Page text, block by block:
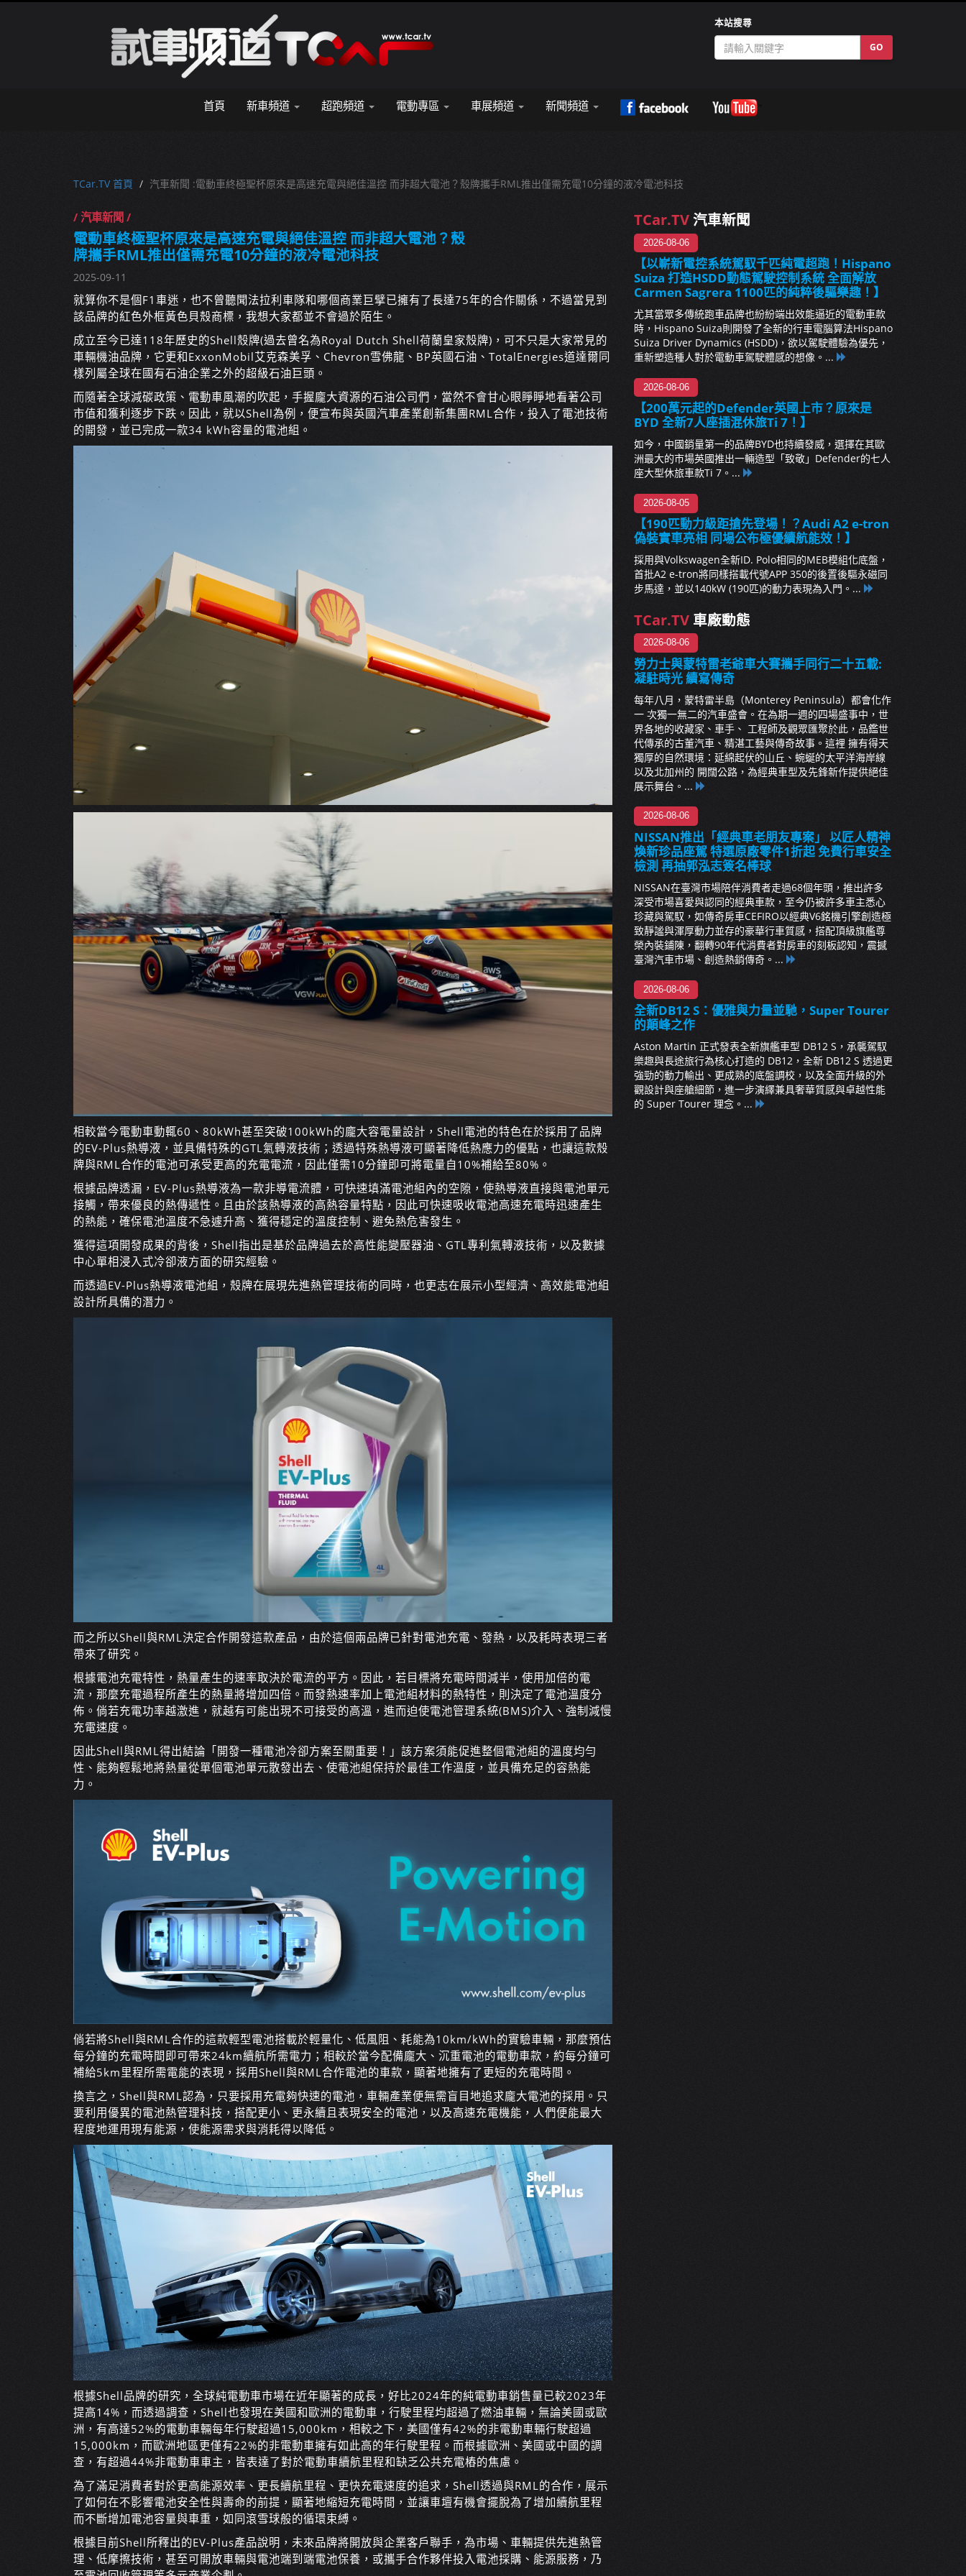
本站搜尋
GO
首頁 新車頻道 超跑頻道 電動專區 車展頻道 新聞頻道
TCar.TV 首頁 汽車新聞 :電動車終極聖杯原來是高速充電與絕佳溫控 而非超大電池？殼牌攜手RML推出僅需充電10分鐘的液冷電池科技
/ 汽車新聞 /
電動車終極聖杯原來是高速充電與絕佳溫控 而非超大電池？殼
牌攜手RML推出僅需充電10分鐘的液冷電池科技
2025-09-11
就算你不是個F1車迷，也不曾聽聞法拉利車隊和哪個商業巨擘已擁有了長達75年的合作關係，不過當見到
該品牌的紅色外框黃色貝殼商標，我想大家都並不會過於陌生。
成立至今已達118年歷史的Shell殼牌(過去曾名為Royal Dutch Shell荷蘭皇家殼牌)，可不只是大家常見的
車輛機油品牌，它更和ExxonMobil艾克森美孚、Chevron雪佛龍、BP英國石油、TotalEnergies道達爾同
樣列屬全球在國有石油企業之外的超級石油巨頭。
而隨著全球減碳政策、電動車風潮的吹起，手握龐大資源的石油公司們，當然不會甘心眼睜睜地看著公司
市值和獲利逐步下跌。因此，就以Shell為例，便宣布與英國汽車產業創新集團RML合作，投入了電池技術
的開發，並已完成一款34 kWh容量的電池組。
相較當今電動車動輒60、80kWh甚至突破100kWh的龐大容電量設計，Shell電池的特色在於採用了品牌
的EV-Plus熱導液，並具備特殊的GTL氣轉液技術；透過特殊熱導液可顯著降低熱應力的優點，也讓這款殼
牌與RML合作的電池可承受更高的充電電流，因此僅需10分鐘即可將電量自10%補給至80%。
根據品牌透漏，EV-Plus熱導液為一款非導電流體，可快速填滿電池組內的空隙，使熱導液直接與電池單元
接觸，帶來優良的熱傳遞性。且由於該熱導液的高熱容量特點，因此可快速吸收電池高速充電時迅速產生
的熱能，確保電池溫度不急遽升高、獲得穩定的溫度控制、避免熱危害發生。
獲得這項開發成果的背後，Shell指出是基於品牌過去於高性能變壓器油、GTL專利氣轉液技術，以及數據
中心單相浸入式冷卻液方面的研究經驗。
而透過EV-Plus熱導液電池組，殼牌在展現先進熱管理技術的同時，也更志在展示小型經濟、高效能電池組
設計所具備的潛力。
而之所以Shell與RML決定合作開發這款產品，由於這個兩品牌已針對電池充電、發熱，以及耗時表現三者
帶來了研究。
根據電池充電特性，熱量產生的速率取決於電流的平方。因此，若目標將充電時間減半，使用加倍的電
流，那麼充電過程所產生的熱量將增加四倍。而發熱速率加上電池組材料的熱特性，則決定了電池溫度分
佈。倘若充電功率越激進，就越有可能出現不可接受的高溫，進而迫使電池管理系統(BMS)介入、強制減慢
充電速度。
因此Shell與RML得出結論「開發一種電池冷卻方案至關重要！」該方案須能促進整個電池組的溫度均勻
性、能夠輕鬆地將熱量從單個電池單元散發出去、使電池組保持於最佳工作溫度，並具備充足的容熱能
力。
倘若將Shell與RML合作的這款輕型電池搭載於輕量化、低風阻、耗能為10km/kWh的實驗車輛，那麼預估
每分鐘的充電時間即可帶來24km續航所需電力；相較於當今配備龐大、沉重電池的電動車款，約每分鐘可
補給5km里程所需電能的表現，採用Shell與RML合作電池的車款，顯著地擁有了更短的充電時間。
換言之，Shell與RML認為，只要採用充電夠快速的電池，車輛產業便無需盲目地追求龐大電池的採用。只
要利用優異的電池熱管理科技，搭配更小、更永續且表現安全的電池，以及高速充電機能，人們便能最大
程度地運用現有能源，使能源需求與消耗得以降低。
根據Shell品牌的研究，全球純電動車市場在近年顯著的成長，好比2024年的純電動車銷售量已較2023年
提高14%，而透過調查，Shell也發現在美國和歐洲的電動車，行駛里程均超過了燃油車輛，無論美國或歐
洲，有高達52%的電動車輛每年行駛超過15,000km，相較之下，美國僅有42%的非電動車輛行駛超過
15,000km，而歐洲地區更僅有22%的非電動車擁有如此高的年行駛里程。而根據歐洲、美國或中國的調
查，有超過44%非電動車車主，皆表達了對於電動車續航里程和缺乏公共充電樁的焦慮。
為了滿足消費者對於更高能源效率、更長續航里程、更快充電速度的追求，Shell透過與RML的合作，展示
了如何在不影響電池安全性與壽命的前提，顯著地縮短充電時間，並讓車壇有機會擺脫為了增加續航里程
而不斷增加電池容量與車重，如同滾雪球般的循環束縛。
根據目前Shell所釋出的EV-Plus產品說明，未來品牌將開放與企業客戶聯手，為市場、車輛提供先進熱管
理、低摩擦技術，甚至可開放車輛與電池端到端電池保養，或攜手合作夥伴投入電池採購、能源服務，乃
TCar.TV汽車新聞
2026-08-06
【以嶄新電控系統駕馭千匹純電超跑！Hispano
Suiza 打造HSDD動態駕駛控制系統 全面解放
Carmen Sagrera 1100匹的純粹後驅樂趣！】
尤其當眾多傳統跑車品牌也紛紛端出效能逼近的電動車款
時，Hispano Suiza則開發了全新的行車電腦算法Hispano
Suiza Driver Dynamics (HSDD)，欲以駕駛體驗為優先，
重新塑造種人對於電動車駕駛體感的想像。...
2026-08-06
【200萬元起的Defender英國上市？原來是
BYD 全新7人座插混休旅Ti 7！】
如今，中國銷量第一的品牌BYD也持續發威，選擇在其歐
洲最大的市場英國推出一輛造型「致敬」Defender的七人
座大型休旅車款Ti 7。...
2026-08-05
【190匹動力級距搶先登場！？Audi A2 e-tron
偽裝實車亮相 同場公布極優續航能效！】
採用與Volkswagen全新ID. Polo相同的MEB模組化底盤，
首批A2 e-tron將同樣搭載代號APP 350的後置後驅永磁同
步馬達，並以140kW (190匹)的動力表現為入門。...
TCar.TV 車廠動態
2026-08-06
勞力士與蒙特雷老爺車大賽攜手同行二十五載:
凝駐時光 續寫傳奇
每年八月，蒙特雷半島（Monterey Peninsula）都會化作
一 次獨一無二的汽車盛會。在為期一週的四場盛事中，世
界各地的收藏家、車手、 工程師及觀眾匯聚於此，品鑑世
代傳承的古董汽車、精湛工藝與傳奇故事。這裡 擁有得天
獨厚的自然環境：延綿起伏的山丘、蜿蜒的太平洋海岸線
以及北加州的 開闊公路，為經典車型及先鋒新作提供絕佳
展示舞台。...
2026-08-06
NISSAN推出「經典車老朋友專案」 以匠人精神
煥新珍品座駕 特選原廠零件1折起 免費行車安全
檢測 再抽郭泓志簽名棒球
NISSAN在臺灣市場陪伴消費者走過68個年頭，推出許多
深受市場喜愛與認同的經典車款，至今仍被許多車主悉心
珍藏與駕馭，如傳奇房車CEFIRO以經典V6銘機引擎創造極
致靜謐與渾厚動力並存的豪華行車質感，搭配頂級旗艦尊
榮內裝鋪陳，翻轉90年代消費者對房車的刻板認知，震撼
臺灣汽車市場、創造熱銷傳奇。...
2026-08-06
全新DB12 S：優雅與力量並馳，Super Tourer
的顛峰之作
Aston Martin 正式發表全新旗艦車型 DB12 S，承襲駕馭
樂趣與長途旅行為核心打造的 DB12，全新 DB12 S 透過更
強勁的動力輸出、更成熟的底盤調校，以及全面升級的外
觀設計與座艙細節，進一步演繹兼具奢華質感與卓越性能
的 Super Tourer 理念。...